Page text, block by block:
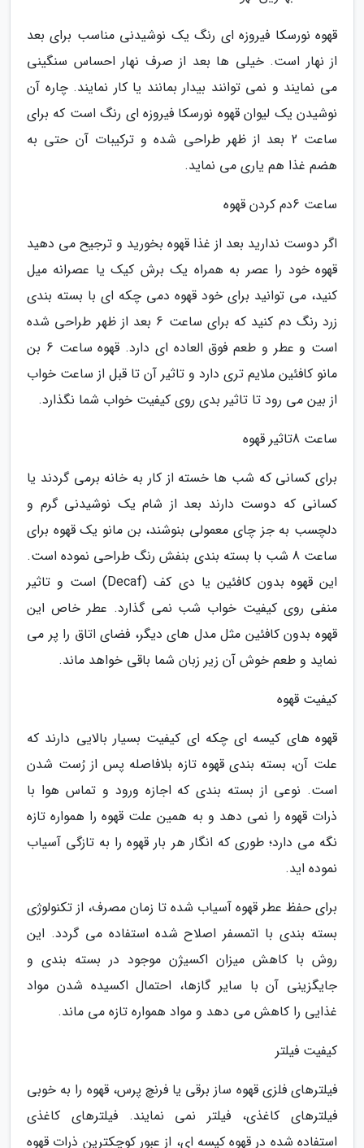
قهوه نورسکا فیروزه ای رنگ یک نوشیدنی مناسب برای بعد
از نهار است. خیلی ها بعد از صرف نهار احساس سنگینی
می نمایند و نمی توانند بیدار بمانند یا کار نمایند. چاره آن
نوشیدن یک لیوان قهوه نورسکا فیروزه ای رنگ است که برای
ساعت 2 بعد از ظهر طراحی شده و ترکیبات آن حتی به
هضم غذا هم یاری می نماید.
ساعت 6دم کردن قهوه
اگر دوست ندارید بعد از غذا قهوه بخورید و ترجیح می دهید
قهوه خود را عصر به همراه یک برش کیک یا عصرانه میل
کنید، می توانید برای خود قهوه دمی چکه ای با بسته بندی
زرد رنگ دم کنید که برای ساعت 6 بعد از ظهر طراحی شده
است و عطر و طعم فوق العاده ای دارد. قهوه ساعت 6 بن
مانو کافئین ملایم تری دارد و تاثیر آن تا قبل از ساعت خواب
از بین می رود تا تاثیر بدی روی کیفیت خواب شما نگذارد.
ساعت 8تاثیر قهوه
برای کسانی که شب ها خسته از کار به خانه برمی گردند یا
کسانی که دوست دارند بعد از شام یک نوشیدنی گرم و
دلچسب به جز چای معمولی بنوشند، بن مانو یک قهوه برای
ساعت 8 شب با بسته بندی بنفش رنگ طراحی نموده است.
این قهوه بدون کافئین یا دی کف (Decaf) است و تاثیر
منفی روی کیفیت خواب شب نمی گذارد. عطر خاص این
قهوه بدون کافئین مثل مدل های دیگر، فضای اتاق را پر می
نماید و طعم خوش آن زیر زبان شما باقی خواهد ماند.
کیفیت قهوه
قهوه های کیسه ای چکه ای کیفیت بسیار بالایی دارند که
علت آن، بسته بندی قهوه تازه بلافاصله پس از رُست شدن
است. نوعی از بسته بندی که اجازه ورود و تماس هوا با
ذرات قهوه را نمی دهد و به همین علت قهوه را همواره تازه
نگه می دارد؛ طوری که انگار هر بار قهوه را به تازگی آسیاب
نموده اید.
برای حفظ عطر قهوه آسیاب شده تا زمان مصرف، از تکنولوژی
بسته بندی با اتمسفر اصلاح شده استفاده می گردد. این
روش با کاهش میزان اکسیژن موجود در بسته بندی و
جایگزینی آن با سایر گازها، احتمال اکسیده شدن مواد
غذایی را کاهش می دهد و مواد همواره تازه می ماند.
کیفیت فیلتر
فیلترهای فلزی قهوه ساز برقی یا فرنچ پرس، قهوه را به خوبی
فیلترهای کاغذی، فیلتر نمی نمایند. فیلترهای کاغذی
استفاده شده در قهوه کیسه ای، از عبور کوچکترین ذرات قهوه